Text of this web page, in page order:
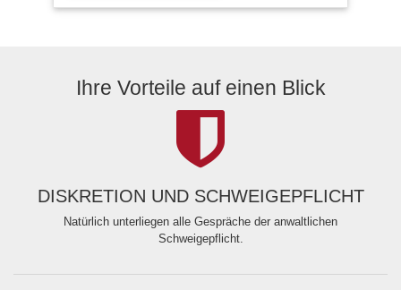
Ihre Vorteile auf einen Blick
DISKRETION UND SCHWEIGEPFLICHT
Natürlich unterliegen alle Gespräche der anwaltlichen
Schweigepflicht.